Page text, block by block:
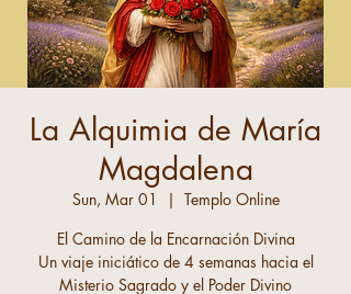
La Alquimia de María
Magdalena
Sun, Mar 01
  |
Templo Online
El Camino de la Encarnación Divina
Un viaje iniciático de 4 semanas hacia el
Misterio Sagrado y el Poder Divino